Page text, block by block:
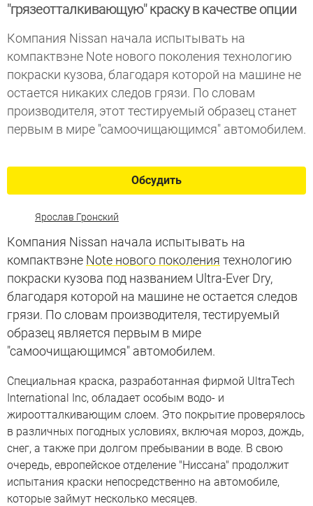
"грязеотталкивающую" краску в качестве опции
Компания Nissan начала испытывать на
компактвэне Note нового поколения технологию
покраски кузова, благодаря которой на машине не
остается никаких следов грязи. По словам
производителя, этот тестируемый образец станет
первым в мире "самоочищающимся" автомобилем.
Обсудить
Ярослав Гронский
Компания Nissan начала испытывать на
компактвэне Note нового поколения технологию
покраски кузова под названием Ultra-Ever Dry,
благодаря которой на машине не остается следов
грязи. По словам производителя, тестируемый
образец является первым в мире
"самоочищающимся" автомобилем.
Специальная краска, разработанная фирмой UltraTech
International Inc, обладает особым водо- и
жироотталкивающим слоем. Это покрытие проверялось
в различных погодных условиях, включая мороз, дождь,
снег, а также при долгом пребывании в воде. В свою
очередь, европейское отделение "Ниссана" продолжит
испытания краски непосредственно на автомобиле,
которые займут несколько месяцев.